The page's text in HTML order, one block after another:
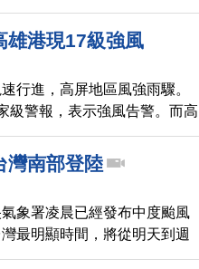
過防波堤，綿延10多公尺，
災難電影場景。
雄港現17級強風
行進，高屏地區風強雨驟。
級警報，表示強風告警。而高
估，山陀兒可能在下午1
邁，持續坐鎮災害應變中
灣南部登陸
象署凌晨已經發布中度颱風
最明顯時間，將從明天到週
部登陸，而且可能增強為強